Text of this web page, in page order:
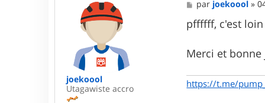
joekoool
Utagawiste accro
M
e
s
s
g
e
par joekoool »
pffffff, c'est
Merci et
https://t.me/